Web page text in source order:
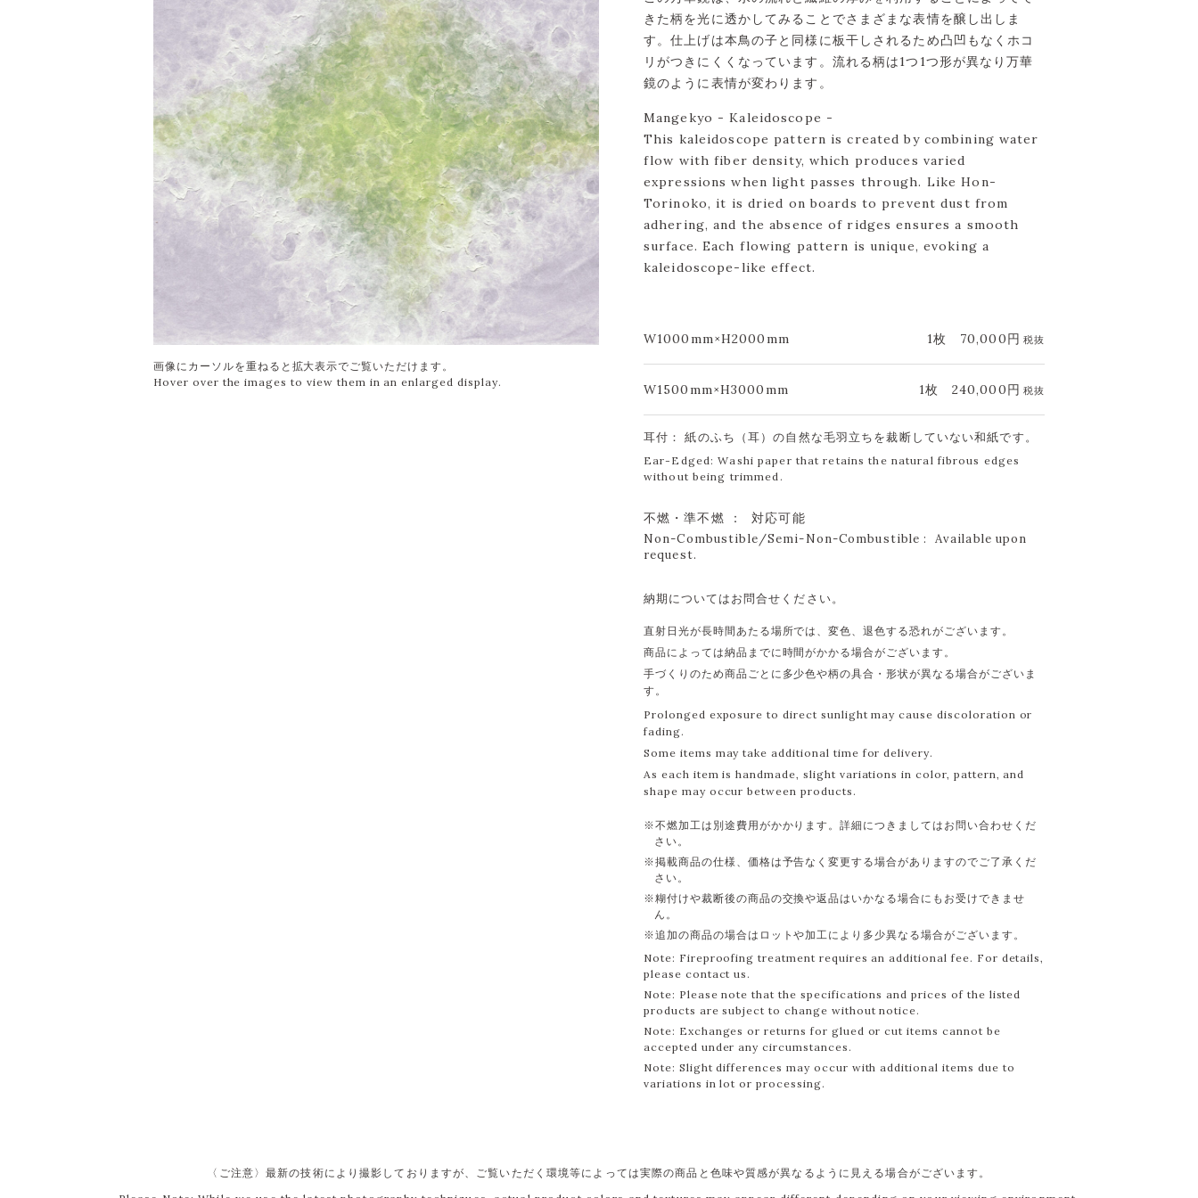
きた柄を光に透かしてみることでさまざまな表情を醸し出しま
す。仕上げは本鳥の子と同様に板干しされるため凸凹もなくホコ
リがつきにくくなっています。流れる柄は1つ1つ形が異なり万華
鏡のように表情が変わります。
Mangekyo - Kaleidoscope -
This kaleidoscope pattern is created by combining water
flow with fiber density, which produces varied
expressions when light passes through. Like Hon-
Torinoko, it is dried on boards to prevent dust from
adhering, and the absence of ridges ensures a smooth
surface. Each flowing pattern is unique, evoking a
kaleidoscope-like effect.
W1000mm×H2000mm 1枚 70,000円 税抜
W1500mm×H3000mm 1枚 240,000円 税抜
耳付： 紙のふち（耳）の自然な毛羽立ちを裁断していない和紙です。
Ear-Edged: Washi paper that retains the natural fibrous edges
without being trimmed.
不燃・準不燃 ： 対応可能
Non-Combustible/Semi-Non-Combustible : Available upon
request.
納期についてはお問合せください。
直射日光が長時間あたる場所では、変色、退色する恐れがございます。
商品によっては納品までに時間がかかる場合がございます。
手づくりのため商品ごとに多少色や柄の具合・形状が異なる場合がございま
す。
Prolonged exposure to direct sunlight may cause discoloration or
fading.
Some items may take additional time for delivery.
As each item is handmade, slight variations in color, pattern, and
shape may occur between products.
※不燃加工は別途費用がかかります。詳細につきましてはお問い合わせくだ
さい。
※掲載商品の仕様、価格は予告なく変更する場合がありますのでご了承くだ
さい。
※糊付けや裁断後の商品の交換や返品はいかなる場合にもお受けできませ
ん。
※追加の商品の場合はロットや加工により多少異なる場合がございます。
Note: Fireproofing treatment requires an additional fee. For details,
please contact us.
Note: Please note that the specifications and prices of the listed
products are subject to change without notice.
Note: Exchanges or returns for glued or cut items cannot be
accepted under any circumstances.
Note: Slight differences may occur with additional items due to
variations in lot or processing.
〈ご注意〉最新の技術により撮影しておりますが、ご覧いただく環境等によっては実際の商品と色味や質感が異なるように見える場合がございます。